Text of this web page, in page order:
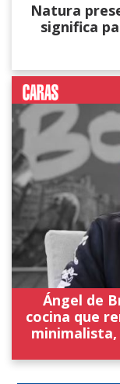
Natura
significa
Ángel de
cocina que